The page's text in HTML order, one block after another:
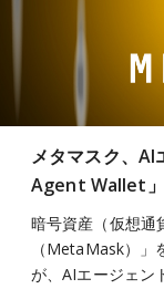
メタマスク、
Agent Wallet
暗号資産（仮想通
（MetaMask）」
が、AIエージェン